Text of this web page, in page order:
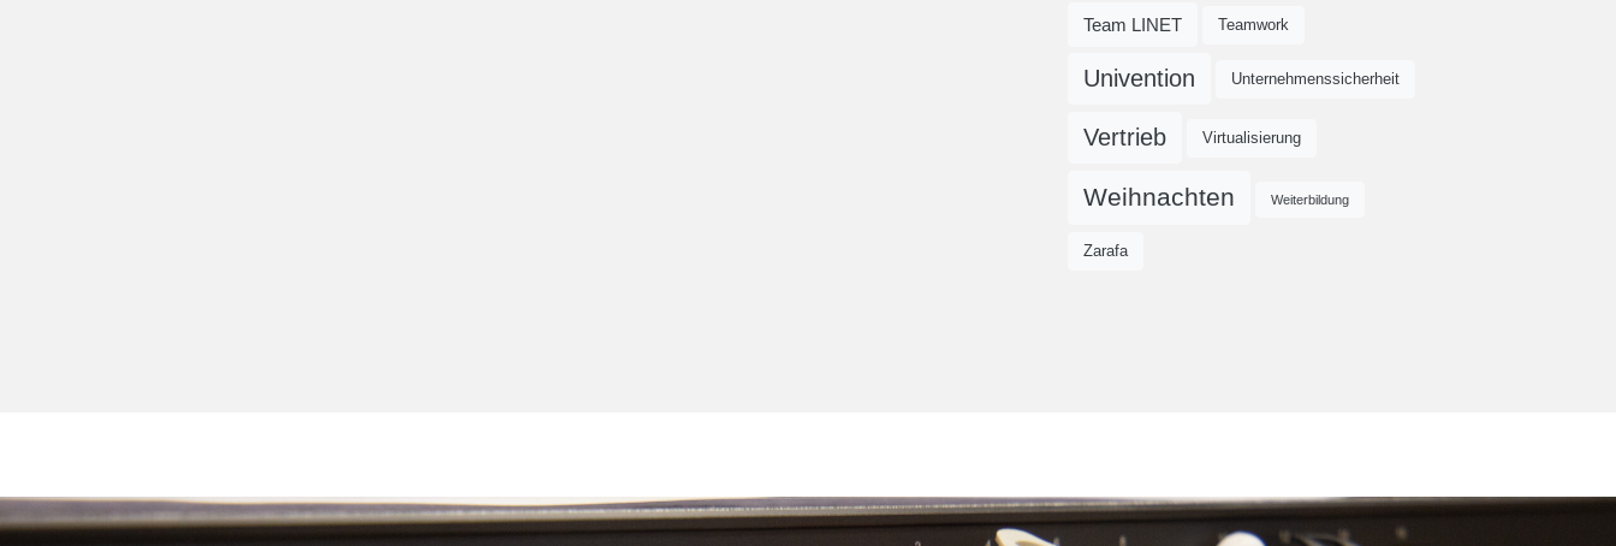
Team LINET Teamwork
Univention Unternehmenssicherheit
Vertrieb Virtualisierung
Weihnachten Weiterbildung
Zarafa